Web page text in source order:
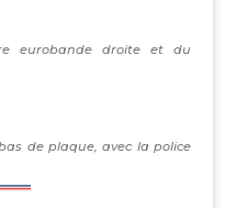
eurobande droite et du
de plaque, avec la police